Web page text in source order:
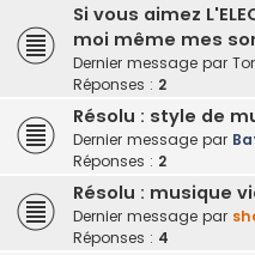
Si vous aimez
moi même mes
Dernier message par
Réponses : 2
Résolu : style de
Dernier message par
Réponses : 2
Résolu : musique
Dernier message par
Réponses : 4